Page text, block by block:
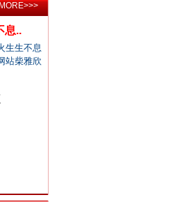
”
？
灌区
亡
？
房
处
？
离..
2人
息..
生生不息
站柴雅欣